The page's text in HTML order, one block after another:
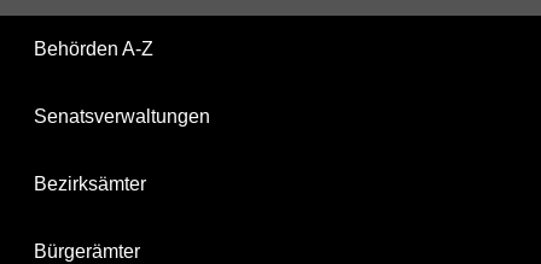
Behörden A-Z
Senatsverwaltungen
Bezirksämter
Bürgerämter